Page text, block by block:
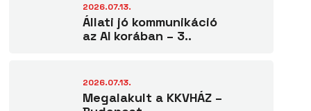
2026.07.13.
Állati jó kommunikáció
az AI korában – 3..
2026.07.13.
Megalakult a KKVHÁZ –